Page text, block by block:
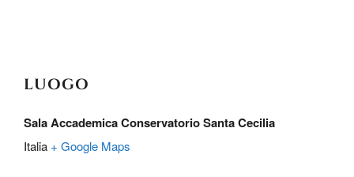
LUOGO
Sala Accademica Conservatorio Santa Cecilia
Italia + Google Maps